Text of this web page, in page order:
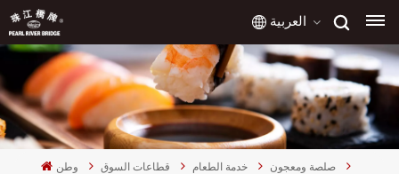
العربية
English
français
وطن قطاعات السوق خدمة الطعام
صلصة ومعجون